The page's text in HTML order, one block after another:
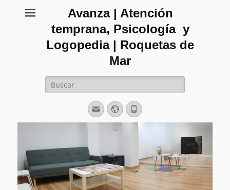
Avanza | Atención
temprana, Psicología y
Logopedia | Roquetas de
Mar
Buscar:
Correo
electrónico
Web Teléfono